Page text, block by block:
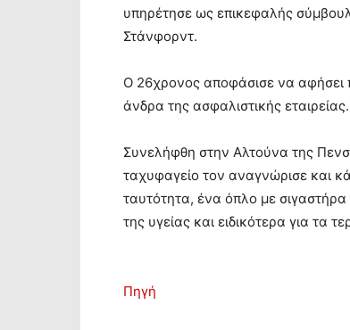
υπηρέτησε ως επικεφαλής
Στάνφορντ.
Ο 26χρονος αποφάσισε να αφήσει
άνδρα της ασφαλιστικής εταιρείας.
Συνελήφθη στην Αλτούνα της
ταχυφαγείο τον αναγνώρισε και
ταυτότητα, ένα όπλο με
της υγείας και ειδικότερα για τα
Πηγή